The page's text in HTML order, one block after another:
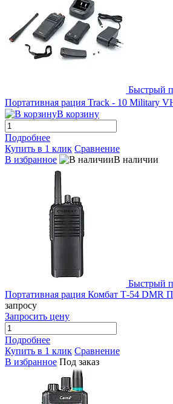
Быстрый
Портативная рация Track - 10 Military
В корзину
Подробнее
Купить в 1 клик Сравнение
В избранное
В наличии
Быстрый
Портативная рация Комбат Т-54 DMR
запросу
Запросить цену
Подробнее
Купить в 1 клик Сравнение
В избранное Под заказ